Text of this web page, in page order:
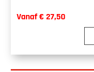
Vanaf € 27,50